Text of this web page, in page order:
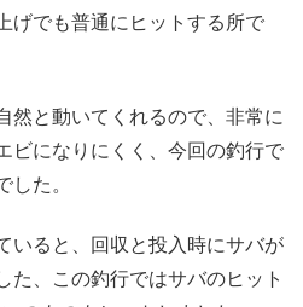
げでも普通にヒットする所で
然と動いてくれるので、非常に
ビになりにくく、今回の釣行で
した。
いると、回収と投入時にサバが
た、この釣行ではサバのヒット